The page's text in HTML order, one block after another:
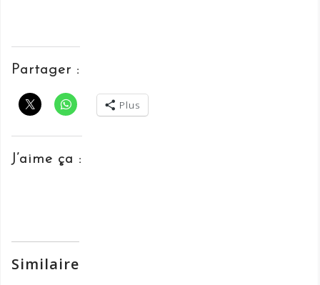
Partager :
Plus
J’aime ça :
Similaire